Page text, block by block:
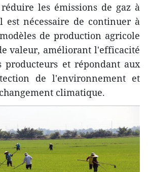
les émissions de gaz à
est nécessaire de continuer à
de production agricole
valeur, améliorant l'efficacité
producteurs et répondant aux
de l'environnement et
climatique.